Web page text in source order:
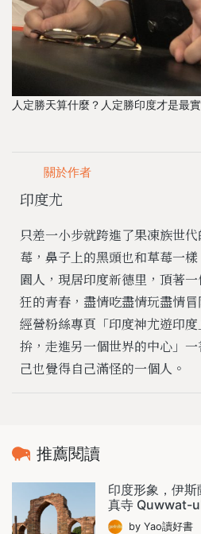
人定勝天算什麼？人定勝印度才是最
關於作者
印度尤
只差一小步就跨進了果凍族世
莓，鼻子上的黑頭也和草莓一
園人，現居印度新德里，頂著
狂的青春，盡情吃盡情玩盡情
經營粉絲專頁「印度神尤遊印
拚，走進另一個世界的中心」
己也覺得自己滿怪的一個人。
推薦閱讀
印度形象，伊
真寺 Quwwat-
by Yao讀好書